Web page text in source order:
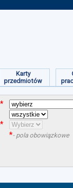
Karty
przedmiotów
*
*
*- pola obowiązkowe